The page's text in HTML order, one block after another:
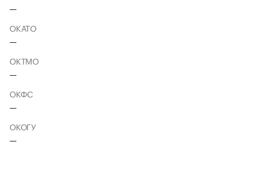
—
ОКАТО
—
ОКТМО
—
ОКФС
—
ОКОГУ
—